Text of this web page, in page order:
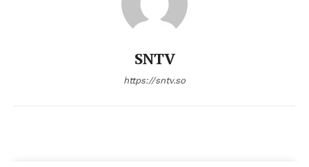
SNTV
https://sntv.so